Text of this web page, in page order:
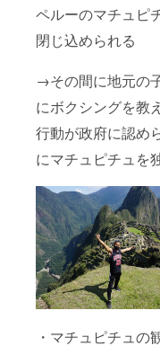
ペルーのマチュピ
閉じ込められる
→その間に地元の
にボクシングを教
行動が政府に認め
にマチュピチュを
・マチュピチュの